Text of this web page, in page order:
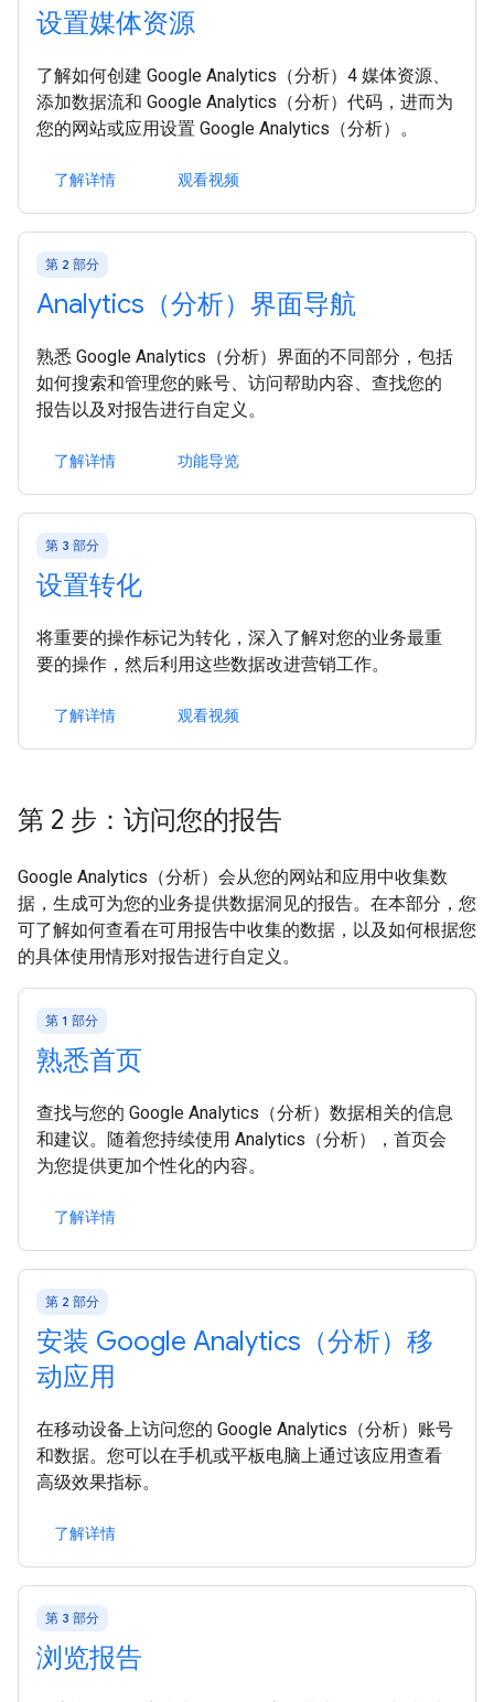
设置媒体资源
了解如何创建 Google Analytics（分析）4 媒体资源、
添加数据流和 Google Analytics（分析）代码，进而为
您的网站或应用设置 Google Analytics（分析）。
了解详情 观看视频
第 2 部分
Analytics（分析）界面导航
熟悉 Google Analytics（分析）界面的不同部分，包括
如何搜索和管理您的账号、访问帮助内容、查找您的
报告以及对报告进行自定义。
了解详情 功能导览
第 3 部分
设置转化
将重要的操作标记为转化，深入了解对您的业务最重
要的操作，然后利用这些数据改进营销工作。
了解详情 观看视频
第 2 步：访问您的报告
Google Analytics（分析）会从您的网站和应用中收集数
据，生成可为您的业务提供数据洞见的报告。在本部分，您
可了解如何查看在可用报告中收集的数据，以及如何根据您
的具体使用情形对报告进行自定义。
第 1 部分
熟悉首页
查找与您的 Google Analytics（分析）数据相关的信息
和建议。随着您持续使用 Analytics（分析），首页会
为您提供更加个性化的内容。
了解详情
第 2 部分
安装 Google Analytics（分析）移
动应用
在移动设备上访问您的 Google Analytics（分析）账号
和数据。您可以在手机或平板电脑上通过该应用查看
高级效果指标。
了解详情
第 3 部分
浏览报告